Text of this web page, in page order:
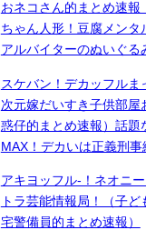
おネコさん的まとめ速
ちゃん人形！豆腐メンタ
アルバイターのぬいぐる
スケバン！デカッフルま
次元嫁だいすき子供部屋
惑仔的まとめ速報）話題
MAX！デカいは正義刑事
アキヨッフル-！ネオニ
トラ芸能情報局！（子
宅警備員的まとめ速報）